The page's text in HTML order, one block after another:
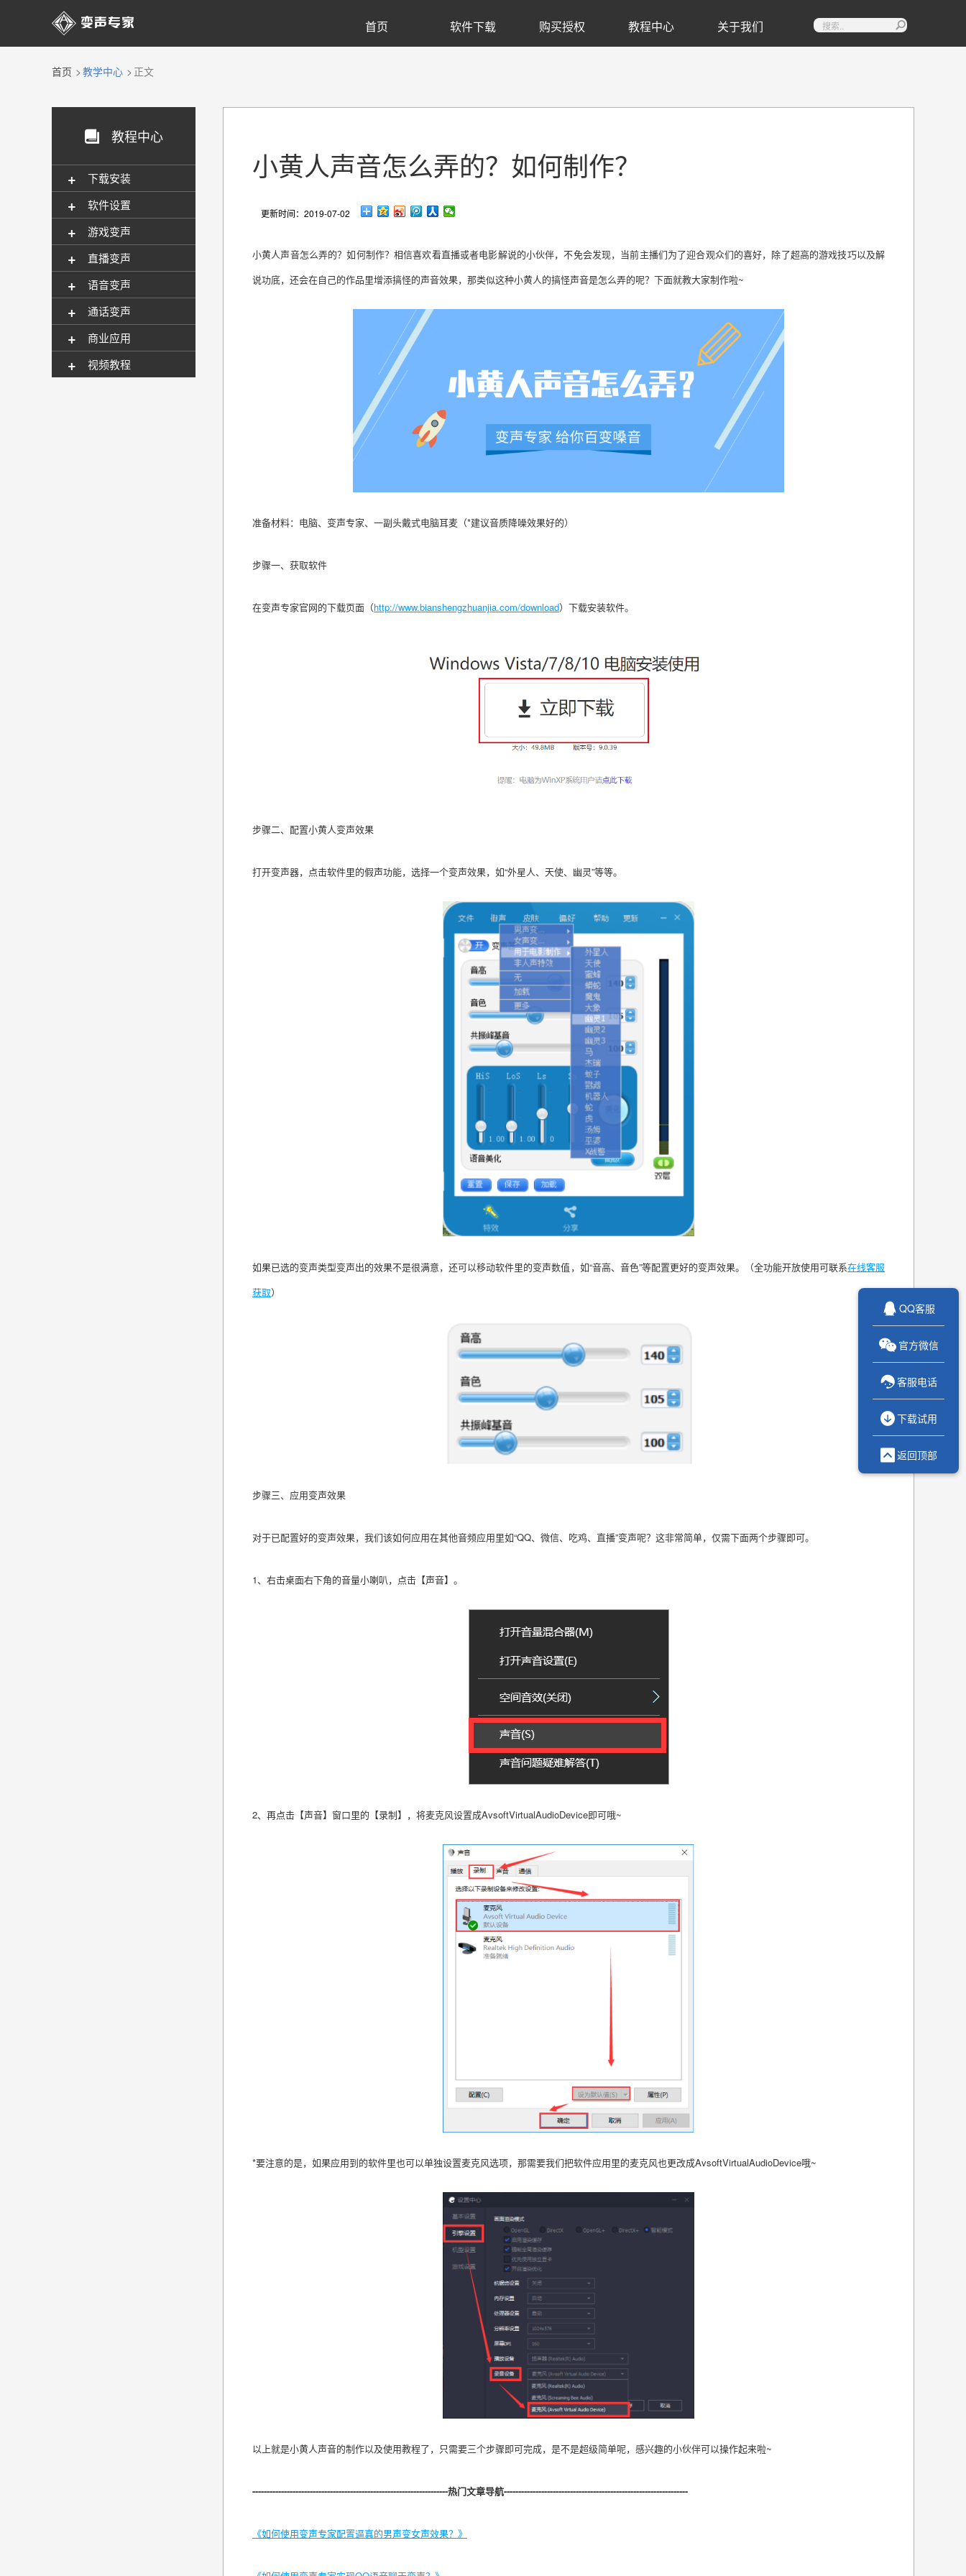
 首页 软件下载 购买授权 教程中心 关于我们 
首页 教学中心 正文
 教程中心
下载安装
+
软件设置
+
游戏变声
+
直播变声
+
语音变声
+
通话变声
+
商业应用
+
视频教程
+
小黄人声音怎么弄的？如何制作？
更新时间：2019-07-02
小黄人声音怎么弄的？如何制作？相信喜欢看直播或者电影解说的小伙伴，不免会发现，当前主播们为了迎合观众们的喜好，除了超高的游戏技巧以及解
说功底，还会在自己的作品里增添搞怪的声音效果，那类似这种小黄人的搞怪声音是怎么弄的呢？下面就教大家制作啦~
准备材料：电脑、变声专家、一副头戴式电脑耳麦（*建议音质降噪效果好的）
步骤一、获取软件
在变声专家官网的下载页面（http://www.bianshengzhuanjia.com/download）下载安装软件。
步骤二、配置小黄人变声效果
打开变声器，点击软件里的假声功能，选择一个变声效果，如“外星人、天使、幽灵”等等。
如果已选的变声类型变声出的效果不是很满意，还可以移动软件里的变声数值，如“音高、音色”等配置更好的变声效果。（全功能开放使用可联系在线客服
获取）
步骤三、应用变声效果
对于已配置好的变声效果，我们该如何应用在其他音频应用里如“QQ、微信、吃鸡、直播”变声呢？这非常简单，仅需下面两个步骤即可。
1、右击桌面右下角的音量小喇叭，点击【声音】。
2、再点击【声音】窗口里的【录制】，将麦克风设置成AvsoftVirtualAudioDevice即可哦~
*要注意的是，如果应用到的软件里也可以单独设置麦克风选项，那需要我们把软件应用里的麦克风也更改成AvsoftVirtualAudioDevice哦~
以上就是小黄人声音的制作以及使用教程了，只需要三个步骤即可完成，是不是超级简单呢，感兴趣的小伙伴可以操作起来啦~
--------------------------------------------------------------------热门文章导航----------------------------------------------------------------
《如何使用变声专家配置逼真的男声变女声效果？》
 QQ客服
 官方微信
客服电话
下载试用
 返回顶部